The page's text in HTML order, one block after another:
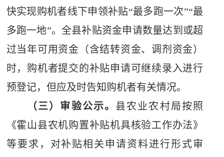
快实现购机者线下申领补贴“最多跑一次”“最
多跑一地”。全县补贴资金申请数量达到或超
过当年可用资金（含结转资金、调剂资金）
时，购机者提交的补贴申请可继续录入进行
预登记，但应及时告知购机者有关情况。
（三）审验公示。 县农业农村局按照
《霍山县农机购置补贴机具核验工作办法》
等要求，对补贴相关申请资料进行形式审